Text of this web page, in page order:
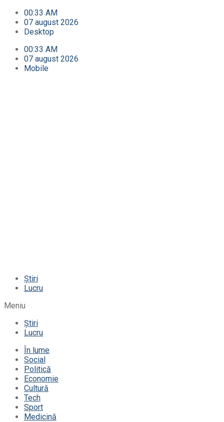
00:33 AM
07 august 2026
Desktop
00:33 AM
07 august 2026
Mobile
Știri
Lucru
Meniu
Știri
Lucru
În lume
Social
Politică
Economie
Cultură
Tech
Sport
Medicină